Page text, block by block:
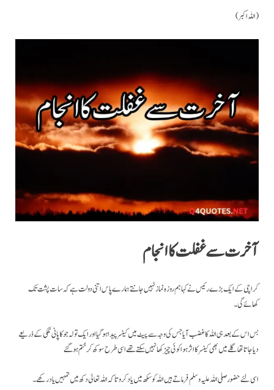
(اللہ اکبر)
آخرت سے غفلت کا انجام
کراچی کے ایک بڑے رئیس نے کہا ہم روزہ نماز نہیں جانتے ہمارے پاس اتنی دولت ہے کہ سات پشت تک
کھائے گی۔
دیا جاتا تھا گلے میں بھی کینسر کا اثر ہوا کوئی چیز کھا نہیں سکتے تھے اسی طرح سوکھ کر ختم ہو گئے
اسی لئے حضور صلی اللہ علیہ وسلم فرماتے ہیں اللہ کو سکھ میں یاد کرو تا کہ اللہ تعالیٰ دکھ میں تمہیں یاد رکھے۔